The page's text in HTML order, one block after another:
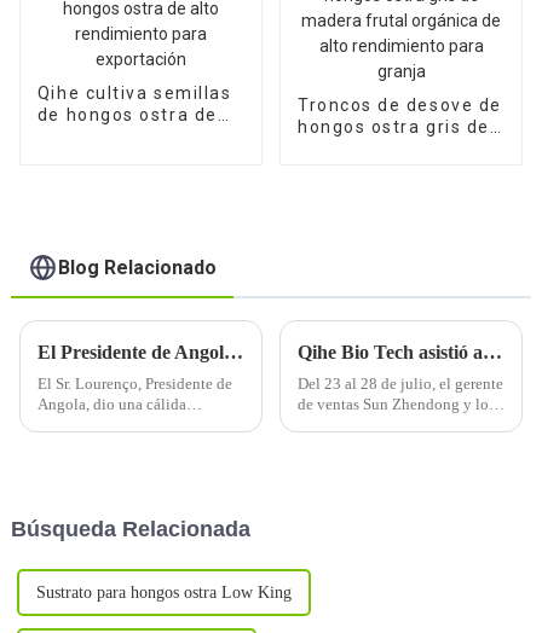
Qihe cultiva semillas
de hongos ostra de
Troncos de desove de
hongos ostra gris de
Blog Relacionado
El Presidente de Angola visitó Qihe Biotech
El Sr. Lourenço, Presidente de
Angola, dio una cálida
Qihe Bio Tech asistió a la exposición 'Food & Hotel Indonesia 2019'
Del 23 al 28 de julio, el gerente
de ventas Sun Zhendong y los
Búsqueda Relacionada
Sustrato para hongos ostra Low King